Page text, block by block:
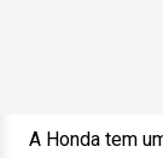
A Honda tem